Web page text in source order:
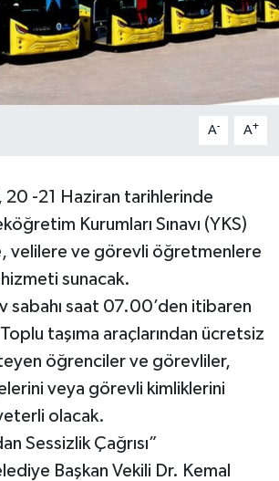
A- A+
20 -21 Haziran tarihlerinde
Kurumları Sınavı (YKS)
velilere ve görevli öğretmenlere
sunacak.
sabahı saat 07.00’den itibaren
taşıma araçlarından ücretsiz
öğrenciler ve görevliler,
veya görevli kimliklerini
olacak.
Sessizlik Çağrısı”
Başkan Vekili Dr. Kemal